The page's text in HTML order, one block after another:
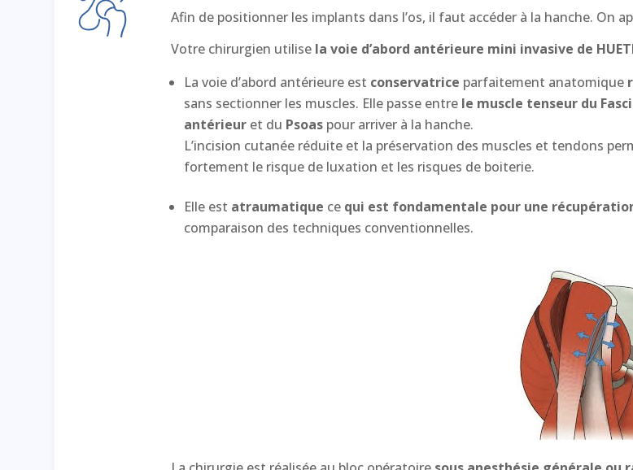
Afin de positionner les implants dans l’os, il faut accéder à la hanche. On
Votre chirurgien utilise la voie d’abord antérieure mini invasive de
La voie d’abord antérieure est conservatrice parfaitement anatomique
sans sectionner les muscles. Elle passe entre le muscle tenseur du
antérieur et du Psoas pour arriver à la hanche.
L’incision cutanée réduite et la préservation des muscles et tendons
fortement le risque de luxation et les risques de boiterie.
Elle est atraumatique ce qui est fondamentale pour une
comparaison des techniques conventionnelles.